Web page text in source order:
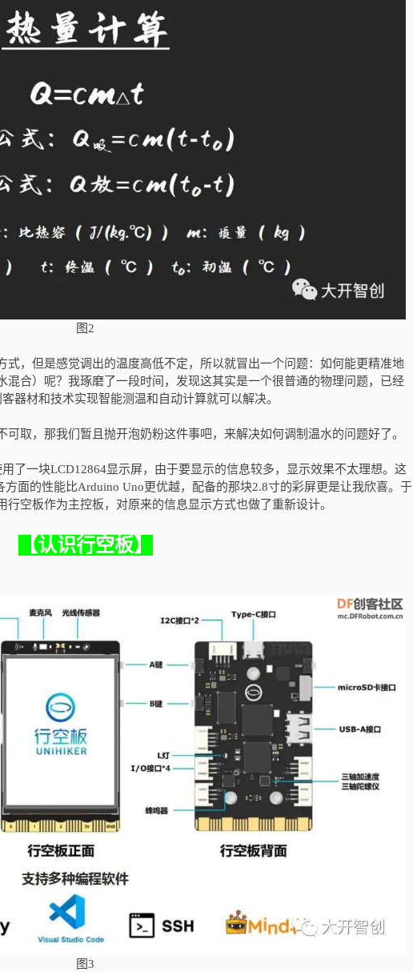
图2
，但是感觉调出的温度高低不定，所以就冒出一个问题：如何能更精准地
合）呢？我琢磨了一段时间，发现这其实是一个很普通的物理问题，已经
器材和技术实现智能测温和自动计算就可以解决。
取，那我们暂且抛开泡奶粉这件事吧，来解决如何调制温水的问题好了。
了一块LCD12864显示屏，由于要显示的信息较多，显示效果不太理想。这
面的性能比Arduino Uno更优越，配备的那块2.8寸的彩屏更是让我欣喜。于
空板作为主控板，对原来的信息显示方式也做了重新设计。
【认识行空板】
图3